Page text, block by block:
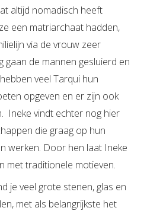
altijd nomadisch heeft
een matriarchaat hadden,
via de vrouw zeer
gaan de mannen gesluierd en
veel Tarqui hun
opgeven en er zijn ook
Ineke vindt echter nog hier
die graag op hun
werken. Door hen laat Ineke
met traditionele motieven.
je veel grote stenen, glas en
met als belangrijkste het